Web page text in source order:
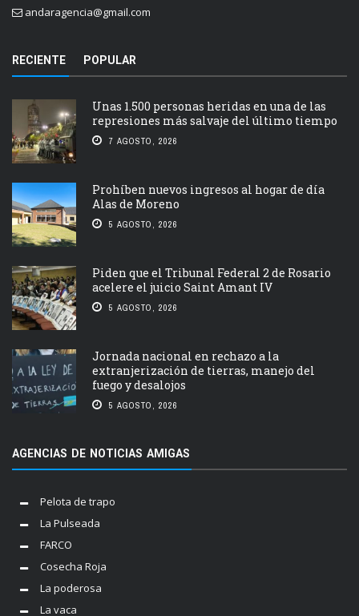
andaragencia@gmail.com
RECIENTE POPULAR
Unas 1.500 personas heridas en una de las
represiones más salvaje del último tiempo
7 AGOSTO, 2026
Prohíben nuevos ingresos al hogar de día
Alas de Moreno
5 AGOSTO, 2026
Piden que el Tribunal Federal 2 de Rosario
acelere el juicio Saint Amant IV
5 AGOSTO, 2026
Jornada nacional en rechazo a la
extranjerización de tierras, manejo del
fuego y desalojos
5 AGOSTO, 2026
AGENCIAS DE NOTICIAS AMIGAS
Pelota de trapo
La Pulseada
FARCO
Cosecha Roja
La poderosa
La vaca